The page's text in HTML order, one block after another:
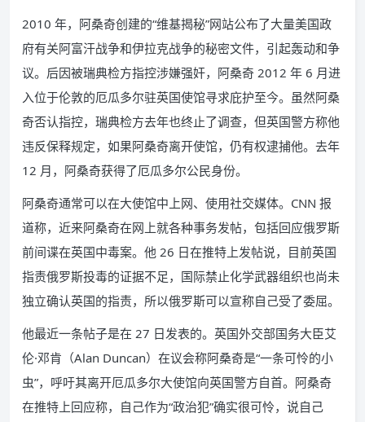
2010 年，阿桑奇创建的“维基揭秘”网站公布了大量美国政
府有关阿富汗战争和伊拉克战争的秘密文件，引起轰动和争
议。后因被瑞典检方指控涉嫌强奸，阿桑奇 2012 年 6 月进
入位于伦敦的厄瓜多尔驻英国使馆寻求庇护至今。虽然阿桑
奇否认指控，瑞典检方去年也终止了调查，但英国警方称他
违反保释规定，如果阿桑奇离开使馆，仍有权逮捕他。去年
12 月，阿桑奇获得了厄瓜多尔公民身份。
阿桑奇通常可以在大使馆中上网、使用社交媒体。CNN 报
道称，近来阿桑奇在网上就各种事务发帖，包括回应俄罗斯
前间谍在英国中毒案。他 26 日在推特上发帖说，目前英国
指责俄罗斯投毒的证据不足，国际禁止化学武器组织也尚未
独立确认英国的指责，所以俄罗斯可以宣称自己受了委屈。
他最近一条帖子是在 27 日发表的。英国外交部国务大臣艾
伦·邓肯（Alan Duncan）在议会称阿桑奇是“一条可怜的小
虫”，呼吁其离开厄瓜多尔大使馆向英国警方自首。阿桑奇
在推特上回应称，自己作为“政治犯”确实很可怜，说自己